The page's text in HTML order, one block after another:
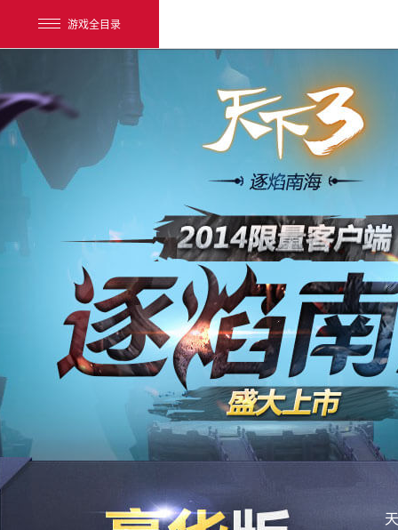
游戏全目录
网易游戏
我的足迹： 天下3